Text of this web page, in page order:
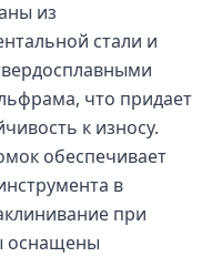
из
стали и
что придает
к износу.
обеспечивает
в
при
оснащены